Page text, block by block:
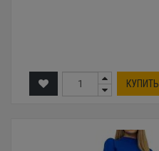
КУПИТЬ